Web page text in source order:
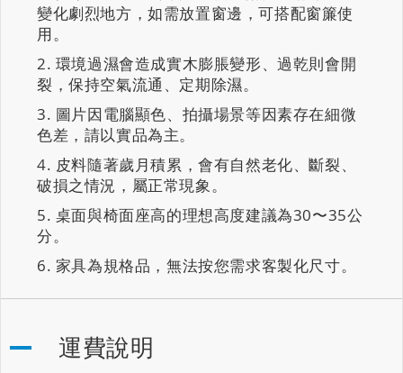
變化劇烈地方，如需放置窗邊，可搭配窗簾使
用。
環境過濕會造成實木膨脹變形、過乾則會開
裂，保持空氣流通、定期除濕。
圖片因電腦顯色、拍攝場景等因素存在細微
色差，請以實品為主。
皮料隨著歲月積累，會有自然老化、斷裂、
破損之情況，屬正常現象。
桌面與椅面座高的理想高度建議為30〜35公
分。
家具為規格品，無法按您需求客製化尺寸。
運費說明